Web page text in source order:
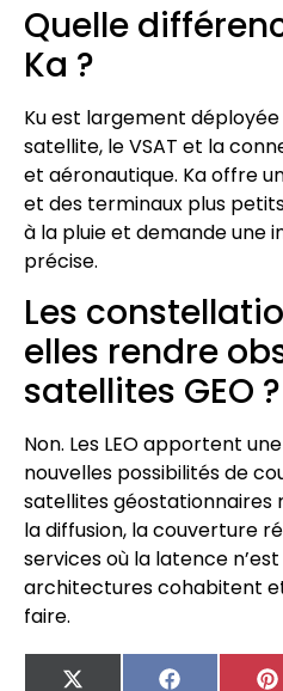
Quelle
Ka ?
Ku est largement
satellite, le VSAT et la
et aéronautique. Ka offre
et des terminaux plus
à la pluie et demande une
précise.
Les
elles rendre
satellites GEO ?
Non. Les LEO apportent
nouvelles possibilités de
satellites géostationnaires
la diffusion, la couverture
services où la latence
architectures cohabitent
faire.